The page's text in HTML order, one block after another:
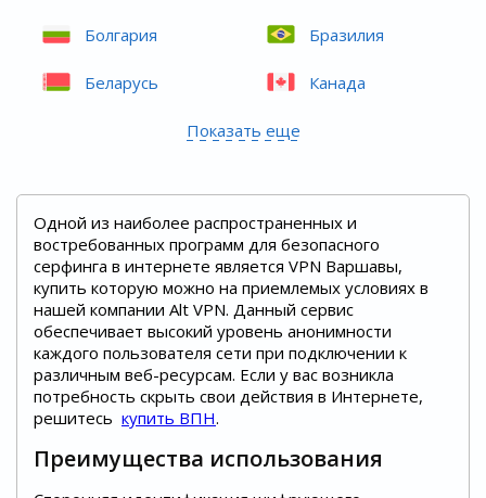
Болгария Бразилия
Беларусь Канада
Показать еще
Одной из наиболее распространенных и
востребованных программ для безопасного
серфинга в интернете является VPN Варшавы,
купить которую можно на приемлемых условиях в
нашей компании Alt VPN. Данный сервис
обеспечивает высокий уровень анонимности
каждого пользователя сети при подключении к
различным веб-ресурсам. Если у вас возникла
потребность скрыть свои действия в Интернете,
решитесь купить ВПН.
Преимущества использования